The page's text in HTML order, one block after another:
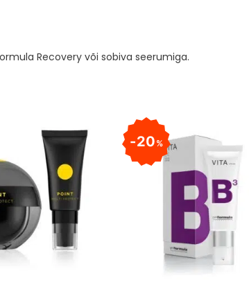
Recovery või sobiva seerumiga.
20%